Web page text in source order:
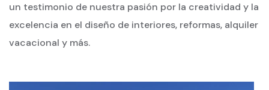
un testimonio de nuestra pasión por la creatividad y la
excelencia en el diseño de interiores, reformas, alquiler
vacacional y más.